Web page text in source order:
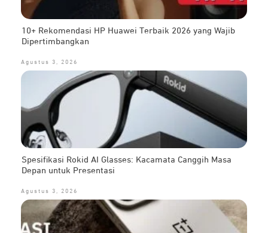
10+ Rekomendasi HP Huawei Terbaik 2026 yang Wajib
Dipertimbangkan
Agustus 3, 2026
Spesifikasi Rokid AI Glasses: Kacamata Canggih Masa
Depan untuk Presentasi
Agustus 3, 2026